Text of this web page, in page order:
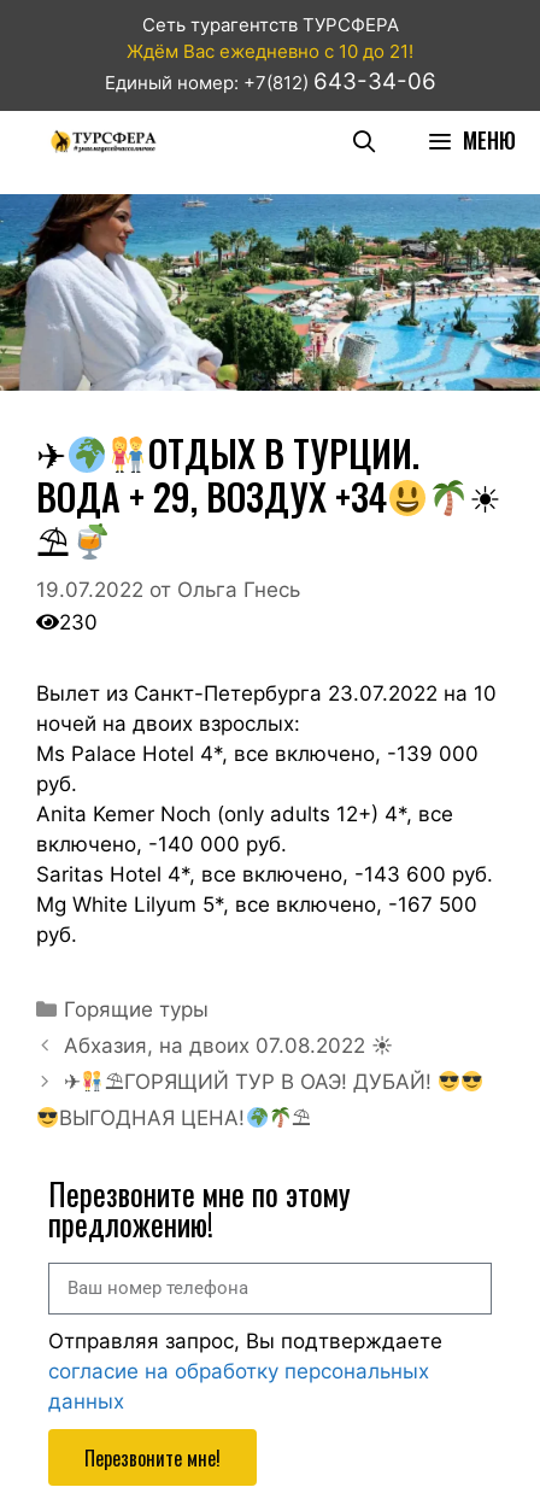
Сеть турагентств ТУРСФЕРА
Ждём Вас ежедневно с 10 до 21!
Единый номер: +7(812) 643-34-06
МЕНЮ
✈
ОТДЫХ В ТУРЦИИ.
ВОДА + 29, ВОЗДУХ +34
☀
⛱
19.07.2022 от Ольга Гнесь
230
Вылет из Санкт-Петербурга 23.07.2022 на 10
ночей на двоих взрослых:
Ms Palace Hotel 4*, все включено, -139 000
руб.
Anita Kemer Noch (only adults 12+) 4*, все
включено, -140 000 руб.
Saritas Hotel 4*, все включено, -143 600 руб.
Mg White Lilyum 5*, все включено, -167 500
руб.
Горящие туры
Абхазия, на двоих 07.08.2022 ☀
✈
⛱ГОРЯЩИЙ ТУР В ОАЭ! ДУБАЙ!
ВЫГОДНАЯ ЦЕНА!
⛱
Перезвоните мне по этому
предложению!
Отправляя запрос, Вы подтверждаете
согласие на обработку персональных
данных
Перезвоните мне!